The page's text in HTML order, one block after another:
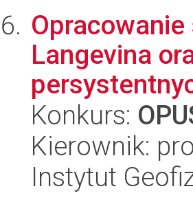
Langevina
Konkurs:
Kierownik:
Instytut